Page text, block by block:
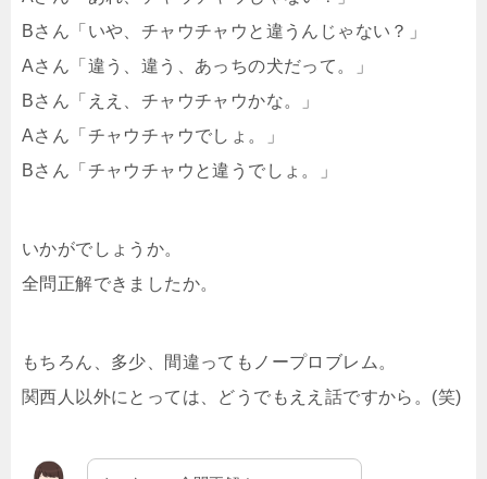
Bさん「いや、チャウチャウと違うんじゃない？」
Aさん「違う、違う、あっちの犬だって。」
Bさん「ええ、チャウチャウかな。」
Aさん「チャウチャウでしょ。」
Bさん「チャウチャウと違うでしょ。」
いかがでしょうか。
全問正解できましたか。
もちろん、多少、間違ってもノープロブレム。
関西人以外にとっては、どうでもええ話ですから。(笑)